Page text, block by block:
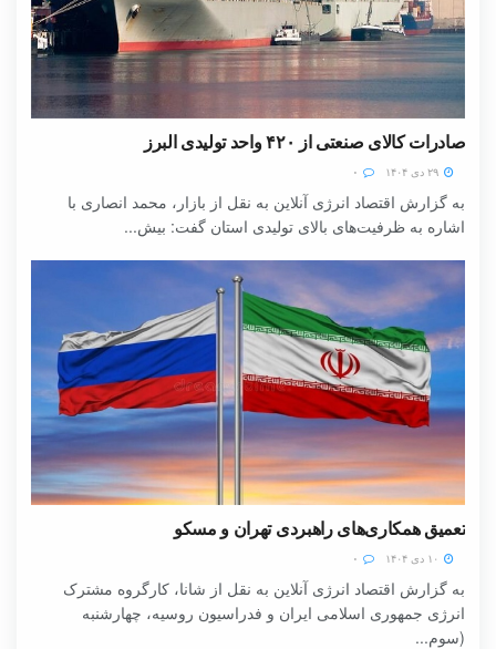
صادرات کالای صنعتی از ۴۲۰ واحد تولیدی البرز
به گزارش اقتصاد انرژی آنلاین به نقل از بازار، محمد انصاری با
اشاره به ظرفیت‌های بالای تولیدی استان گفت: بیش...
تعمیق همکاری‌های راهبردی تهران و مسکو
به گزارش اقتصاد انرژی آنلاین به نقل از شانا، کارگروه مشترک
انرژی جمهوری اسلامی ایران و فدراسیون روسیه، چهارشنبه
(سوم...